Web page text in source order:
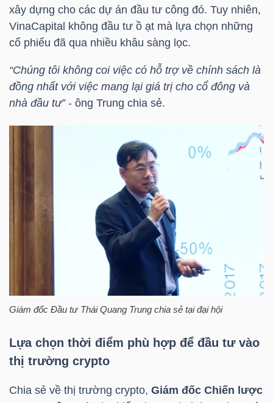
xây dựng cho các dự án đầu tư công đó. Tuy nhiên,
VinaCapital không đầu tư ồ ạt mà lựa chọn những
cổ phiếu đã qua nhiều khâu sàng lọc.
“Chúng tôi không coi việc có hỗ trợ về chính sách là
đồng nhất với việc mang lại giá trị cho cổ đông và
nhà đầu tư”- ông Trung chia sẻ.
Giám đốc Đầu tư Thái Quang Trung chia sẻ tại đại hội
Lựa chọn thời điểm phù hợp để đầu tư vào
thị trường crypto
Chia sẻ về thị trường crypto, Giám đốc Chiến lược
thông
tài
chính